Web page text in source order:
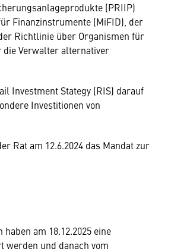
(PRIIP)
Finanzinstrumente (MiFID), der
Richtlinie über Organismen für
die Verwalter alternativer
Investment Stategy (RIS) darauf
Investitionen von
Rat am 12.6.2024 das Mandat zur
am 18.12.2025 eine
werden und danach vom